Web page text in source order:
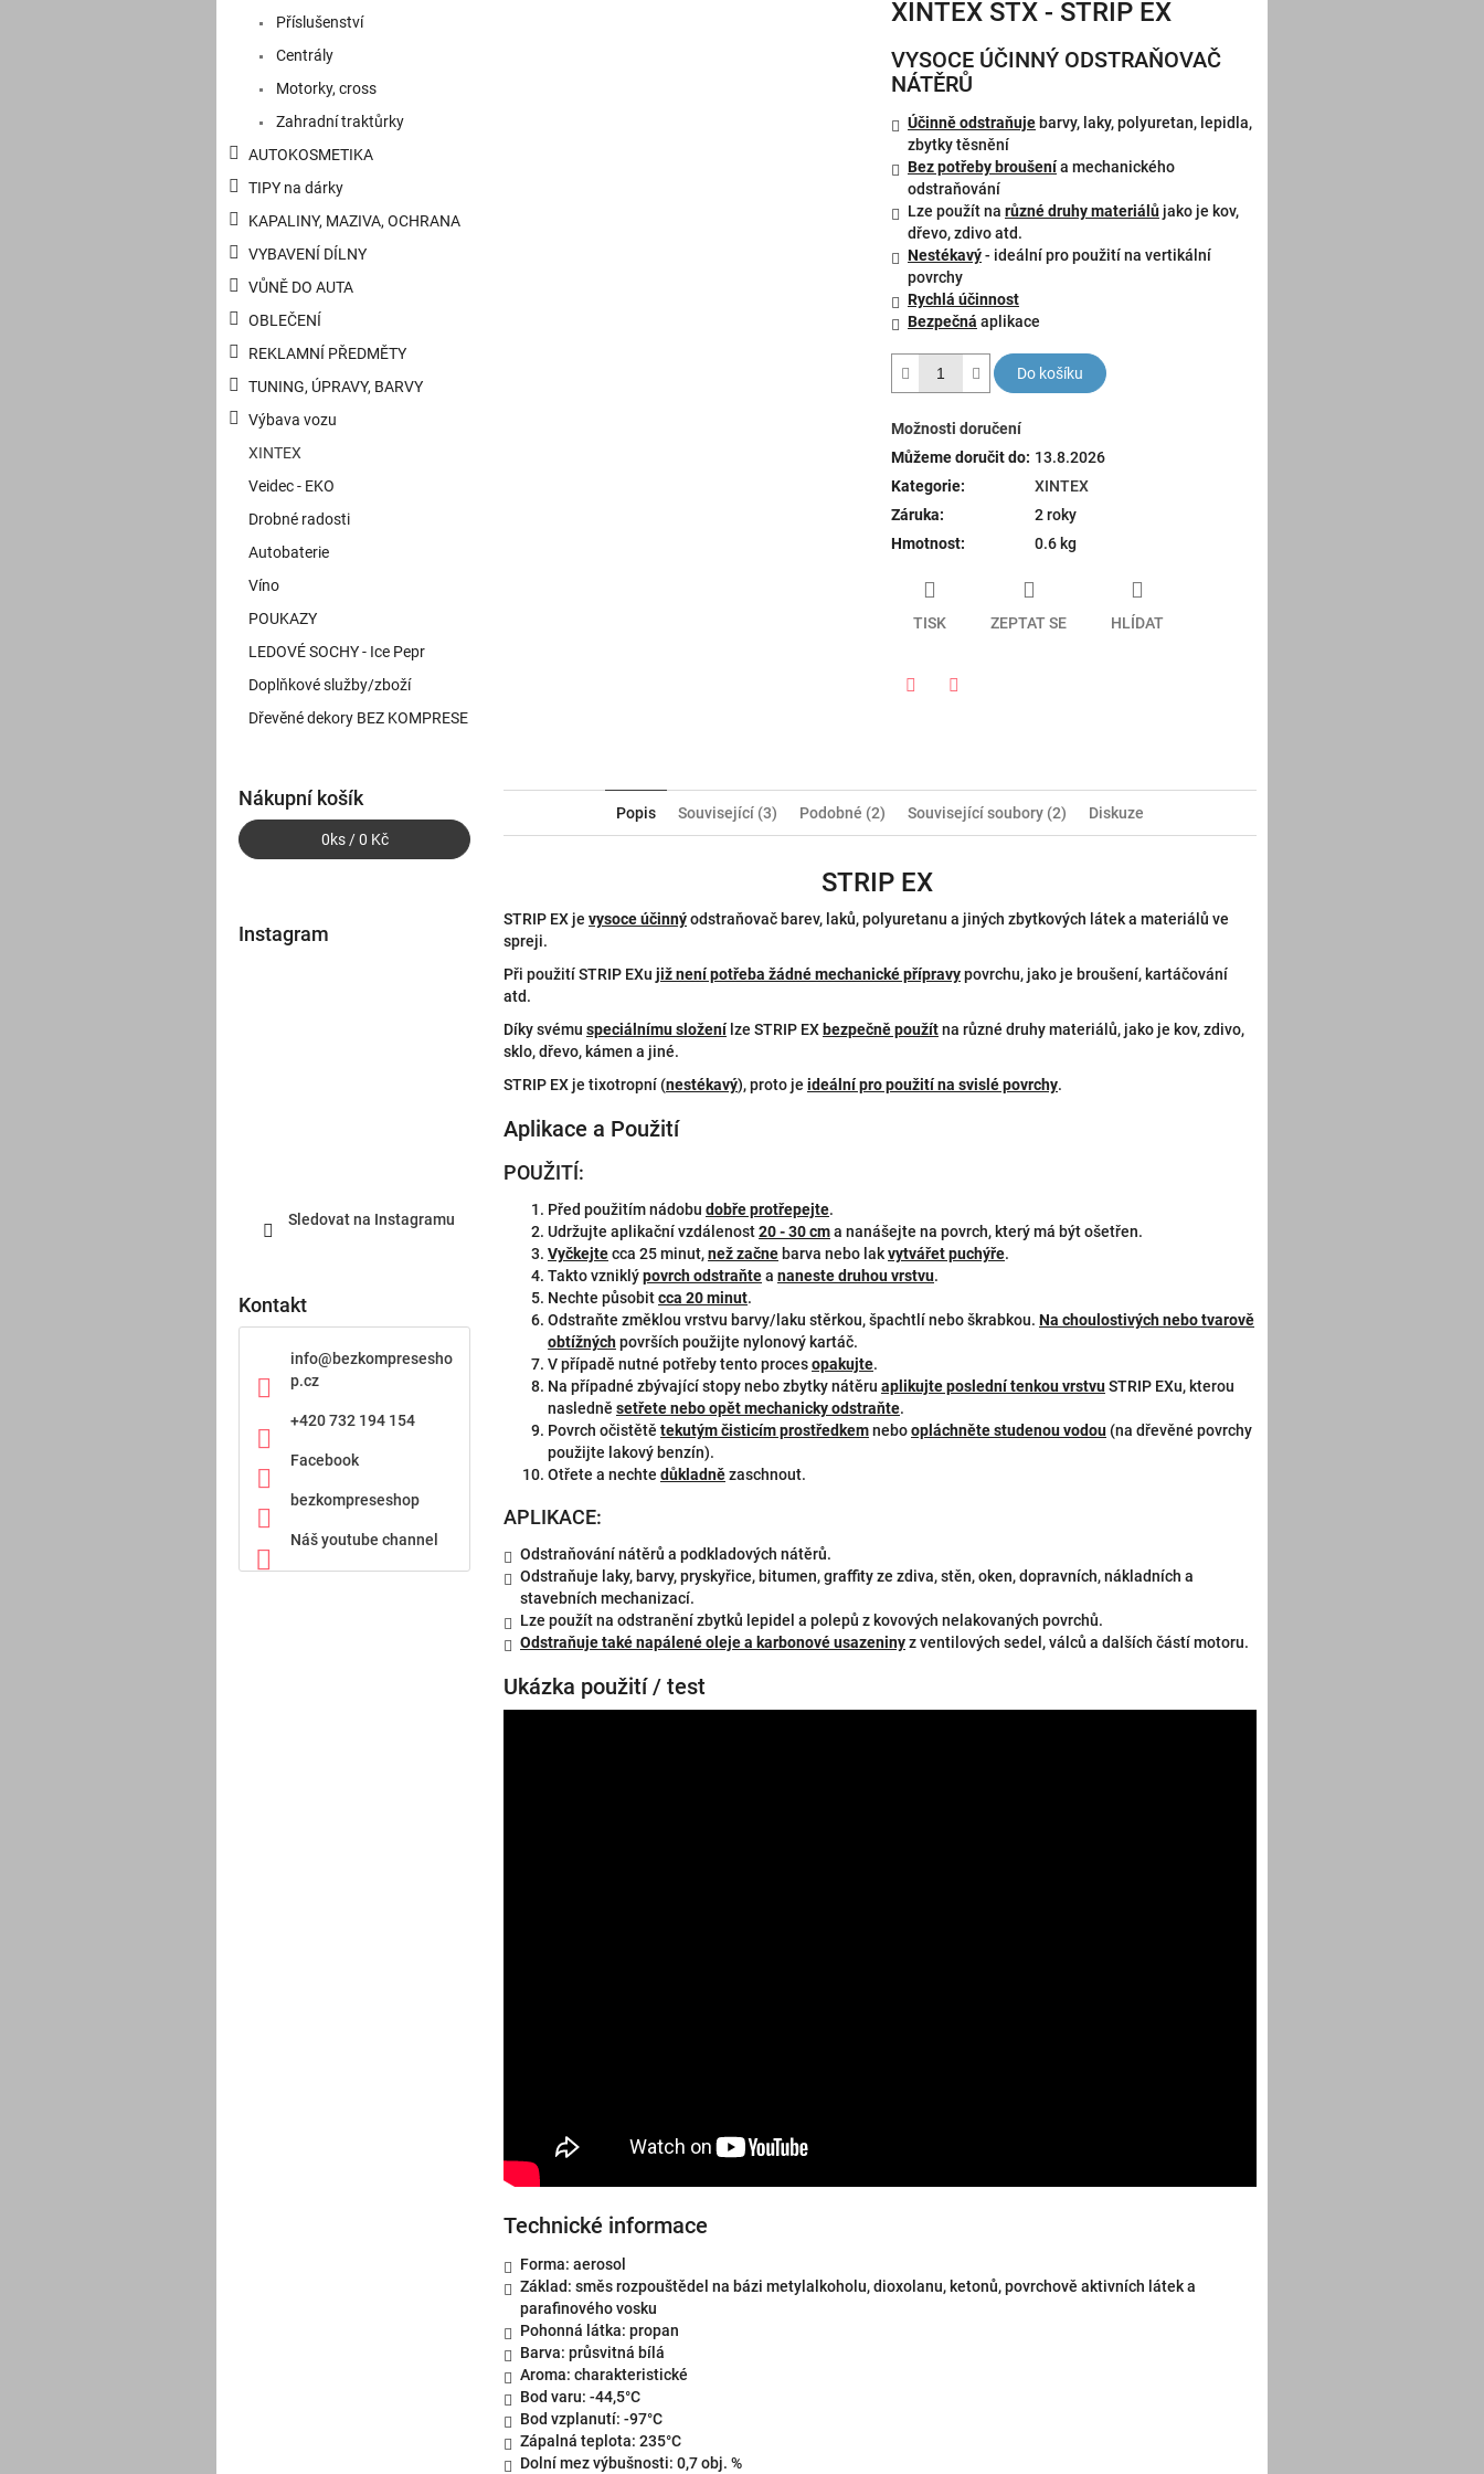
Příslušenství
Centrály
Motorky, cross
Zahradní traktůrky
AUTOKOSMETIKA
TIPY na dárky
KAPALINY, MAZIVA, OCHRANA
VYBAVENÍ DÍLNY
VŮNĚ DO AUTA
OBLEČENÍ
REKLAMNÍ PŘEDMĚTY
TUNING, ÚPRAVY, BARVY
Výbava vozu
XINTEX
Veidec - EKO
Drobné radosti
Autobaterie
Víno
POUKAZY
LEDOVÉ SOCHY - Ice Pepr
Doplňkové služby/zboží
Dřevěné dekory BEZ KOMPRESE
Nákupní košík
0ks /0 Kč
Instagram
Sledovat na Instagramu
Kontakt
info@bezkompresesho
p.cz
+420 732 194 154
Facebook
bezkompreseshop
Náš youtube channel
XINTEX STX - STRIP EX
VYSOCE ÚČINNÝ ODSTRAŇOVAČ
NÁTĚRŮ
Účinně odstraňuje barvy, laky, polyuretan, lepidla,
zbytky těsnění
Bez potřeby broušenía mechanického
odstraňování
Lze použít na různé druhy materiálů jako je kov,
dřevo, zdivo atd.
Nestékavý- ideální pro použití na vertikální
povrchy
Rychlá účinnost
Bezpečná aplikace
Do košíku
Možnosti doručení
Můžeme doručit do: 13.8.2026
Kategorie:
XINTEX
Záruka:
2 roky
Hmotnost: 0.6 kg
TISK ZEPTAT SE HLÍDAT
Popis Související (3) Podobné (2) Související soubory (2) Diskuze
STRIP EX
STRIP EX je vysoce účinnýodstraňovač barev, laků, polyuretanu a jiných zbytkových látek a materiálů ve
spreji.
Při použití STRIP EXu již není potřeba žádné mechanické přípravypovrchu, jako je broušení, kartáčování
atd.
Díky svému speciálnímu složenílze STRIP EX bezpečně použítna různé druhy materiálů, jako je kov, zdivo,
sklo, dřevo, kámen a jiné.
STRIP EX je tixotropní (nestékavý), proto je ideální pro použití na svislé povrchy.
Aplikace a Použití
POUŽITÍ:
Před použitím nádobu dobře protřepejte.
Udržujte aplikační vzdálenost20 - 30 cma nanášejte na povrch, který má být ošetřen.
Vyčkejtecca 25 minut,než začne barva nebo lakvytvářet puchýře.
Takto vzniklýpovrch odstraňtea naneste druhou vrstvu.
Nechte působitcca 20 minut.
Odstraňte změklou vrstvu barvy/laku stěrkou, špachtlí nebo škrabkou. Na choulostivých nebo tvarově
obtížnýchpovrších použijte nylonový kartáč.
V případě nutné potřeby tento procesopakujte.
Na případné zbývající stopy nebo zbytky nátěru aplikujte poslední tenkou vrstvuSTRIP EXu, kterou
nasledně setřete nebo opět mechanicky odstraňte.
Povrch očistětě tekutým čisticím prostředkemneboopláchněte studenou vodou (na dřevěné povrchy
použijte lakový benzín).
Otřete a nechte důkladnězaschnout.
APLIKACE:
Odstraňování nátěrů a podkladových nátěrů.
Odstraňuje laky, barvy, pryskyřice, bitumen, graffity ze zdiva, stěn, oken, dopravních, nákladních a
stavebních mechanizací.
Lze použít na odstranění zbytků lepidel a polepů z kovových nelakovaných povrchů.
Odstraňuje také napálené oleje a karbonové usazeninyz ventilových sedel, válců a dalších částí motoru.
Ukázka použití / test
Technické informace
Forma: aerosol
Základ: směs rozpouštědel na bázi metylalkoholu, dioxolanu, ketonů, povrchově aktivních látek a
parafinového vosku
Pohonná látka: propan
Barva: průsvitná bílá
Aroma: charakteristické
Bod varu: -44,5°C
Bod vzplanutí: -97°C
Zápalná teplota: 235°C
Dolní mez výbušnosti: 0,7 obj. %